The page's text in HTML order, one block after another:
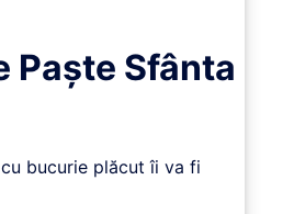
Paște Sfânta
bucurie plăcut îi va fi